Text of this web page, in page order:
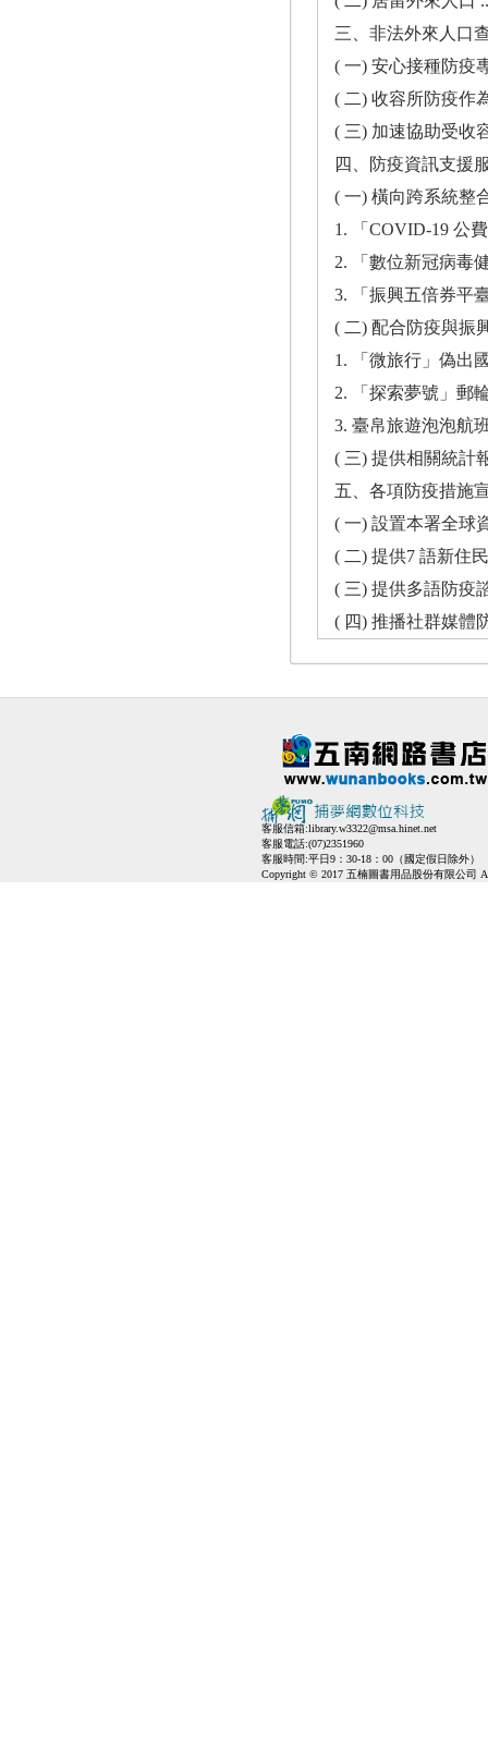
三、非法外來人口
( 一) 安心接種防疫
( 二) 收容所防疫作
( 三) 加速協助受收
四、防疫資訊支援
( 一) 橫向跨系統整
1. 「COVID-19 公
2. 「數位新冠病毒
3. 「振興五倍券平
( 二) 配合防疫與振
1. 「微旅行」偽出
2. 「探索夢號」郵
3. 臺帛旅遊泡泡航
( 三) 提供相關統計
五、各項防疫措施
( 一) 設置本署全球
( 二) 提供7 語新住
( 三) 提供多語防疫
( 四) 推播社群媒體
客服信箱:library.w3322@msa.hinet.net
客服電話:(07)2351960
客服時間:平日9：30-18：00（國定假日除外）
Copyright © 2017 五楠圖書用品股份有限公司